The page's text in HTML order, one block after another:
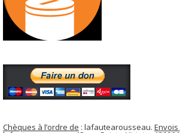
Chèques à l’ordre de : lafautearousseau.